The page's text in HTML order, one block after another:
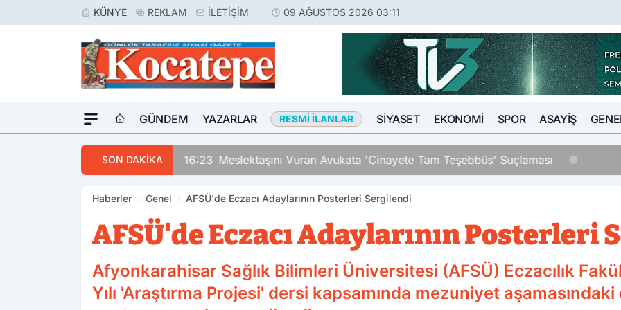
KÜNYE REKLAM İLETIŞIM 09 AĞUSTOS 2026 03:11
GÜNDEM YAZARLAR RESMI İLANLAR SIYASET EKONOMI SPOR ASAYIŞ
SON DAKİKA 16:23 Meslektaşını Vuran Avukata 'Cinayete Tam Teşebbüs' Suçlaması
Haberler Genel AFSÜ'de Eczacı Adaylarının Posterleri Sergilendi
AFSÜ'de Eczacı Adaylarının Posterleri
Afyonkarahisar Sağlık Bilimleri Üniversitesi (AFSÜ) Eczacılık
Yılı 'Araştırma Projesi' dersi kapsamında mezuniyet